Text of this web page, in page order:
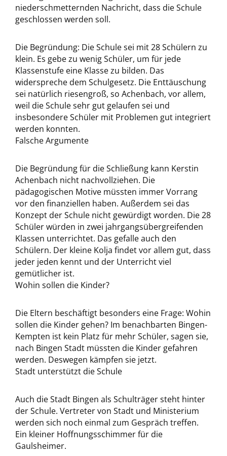
niederschmetternden Nachricht, dass die Schule
geschlossen werden soll.
Die Begründung: Die Schule sei mit 28 Schülern zu
klein. Es gebe zu wenig Schüler, um für jede
Klassenstufe eine Klasse zu bilden. Das
widerspreche dem Schulgesetz. Die Enttäuschung
sei natürlich riesengroß, so Achenbach, vor allem,
weil die Schule sehr gut gelaufen sei und
insbesondere Schüler mit Problemen gut integriert
werden konnten.
Falsche Argumente
Die Begründung für die Schließung kann Kerstin
Achenbach nicht nachvollziehen. Die
pädagogischen Motive müssten immer Vorrang
vor den finanziellen haben. Außerdem sei das
Konzept der Schule nicht gewürdigt worden. Die 28
Schüler würden in zwei jahrgangsübergreifenden
Klassen unterrichtet. Das gefalle auch den
Schülern. Der kleine Kolja findet vor allem gut, dass
jeder jeden kennt und der Unterricht viel
gemütlicher ist.
Wohin sollen die Kinder?
Die Eltern beschäftigt besonders eine Frage: Wohin
sollen die Kinder gehen? Im benachbarten Bingen-
Kempten ist kein Platz für mehr Schüler, sagen sie,
nach Bingen Stadt müssten die Kinder gefahren
werden. Deswegen kämpfen sie jetzt.
Stadt unterstützt die Schule
Auch die Stadt Bingen als Schulträger steht hinter
der Schule. Vertreter von Stadt und Ministerium
werden sich noch einmal zum Gespräch treffen.
Ein kleiner Hoffnungsschimmer für die
Gaulsheimer.